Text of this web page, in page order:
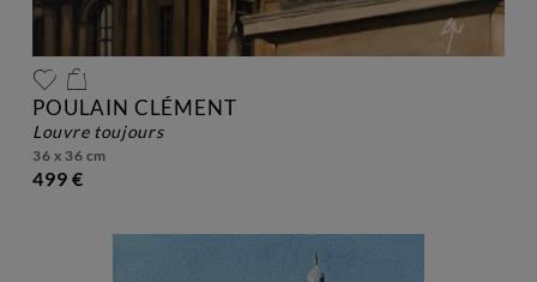
POULAIN CLÉMENT
louvre toujours
36 x 36 cm
499 €